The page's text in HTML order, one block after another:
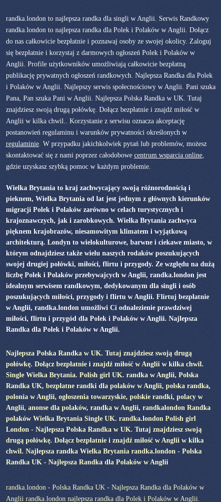
randka.london to najlepsza randka dla singli w Anglii. Serwis Randkowy
randka.london to najlepsza randka dla Polek i Polaków w Anglii. Dołącz
do nas całkowicie bezpłatnie i poznawaj osoby ze swojej okolicy. Zaloguj
się bezpłatnie i korzystaj z darmowych ogłoszeń Polek i Polaków w
Anglii. Profile użytkowników umożliwiają całkowicie bezpłatną
publikację prywatnych ogłoszeń randkowych. Najlepsza Randka dla Polek
i Polaków w Anglii. Najlepszy serwis społecnościowy w Anglii. Pani szuka
Pana, Pan szuka Pani w Anglii. Najlepsza Polska Randka w UK. Tutaj
znajdziesz swoją drugą połówkę. Dołącz bezpłatnie i znajdź miłość w
Anglii w kilka chwil.. Korzystanie z serwisu oznacza akceptację
postanowień regulaminu i warunków prywatności określonych w
regulaminie. W przypadku jakichkolwiek pytań lub problemów, możesz
skontaktować się z nami poprzez całodobowe centrum wsparcia online,
gdzie uzyskasz szybką pomoc w każdym problemie.
Wielka Brytania to kraj zachwycający swoją różnorodnością i
pieknem, Wielka Brytania od lat jest jednym z głównych kierunków
migracji Polek i Polaków zarówno w celach turystycznych i
krajoznawczych, jak i zarobkowych. Wielka Brytania zachwyca
pięknem krajobrazów, niesamowitym klimatem i wyjątkową
architekturą. Londyn to wielokulturowe, barwne i ciekawe miasto, w
którym odnajdziesz także wielu naszych rodaków poszukujących
swojej drugiej połówki, miłości, flirtu i przygody. Ze względu na dużą
liczbę Polek i Polaków przebywajcych w Anglii, randka.london jest
idealnym serwisem randkowym, dedykowanym dla singli i osób
poszukujących miłości, przygody i flirtu w Anglii. Flirtuj bezpłatnie
w Anglii, randka.london umożliwi Ci odnalezienie prawdziwej
miłości, flirtu i przygód dla Polek i Polaków w Anglii. Najlepsza
Randka dla Polek i Polaków w Anglii.
Najlepsza Polska Randka w UK. Tutaj znajdziesz swoją drugą
połówkę. Dołącz bezpłatnie i znajdź miłość w Anglii w kilka chwil.
Single Wielka Brytania. Polish girl UK. randka w Anglii, Polska
Randka UK, bezpłatne randki dla polaków w Anglii, polska randka,
polonia w Anglii, ogłoszenia towarzyskie, polskie randki, polacy w
Anglii, anonse dla polaków, randka w Anglii, randkalondon Randka
polaków Wielka Brytania Single UK. randka.london Polish girl
London - Najlepsza Polska Randka w UK. Tutaj znajdziesz swoją
drugą połówkę. Dołącz bezpłatnie i znajdź miłość w Anglii w kilka
chwil. Najlepsza randka Wielka Brytania randka.london - Polska
Randka UK - Najlepsza Randka dla Polaków w Anglii
randka.london - Polska Randka UK - Najlepsza Randka dla Polaków w
Anglii randka.london najlepsza randka dla Polek i Polaków w Anglii.